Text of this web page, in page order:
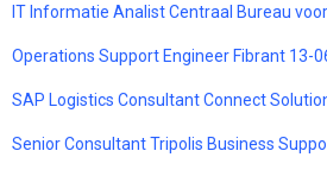
IT Informatie Analist Centraal Bureau
Operations Support Engineer Fibrant 13-
SAP Logistics Consultant Connect
Senior Consultant Tripolis Business